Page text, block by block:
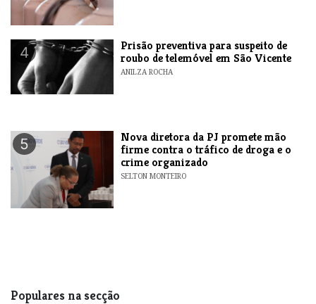
4
Prisão preventiva para suspeito de
roubo de telemóvel em São Vicente
ANILZA ROCHA
5
Nova diretora da PJ promete mão
firme contra o tráfico de droga e o
crime organizado
SELTON MONTEIRO
Populares na secção